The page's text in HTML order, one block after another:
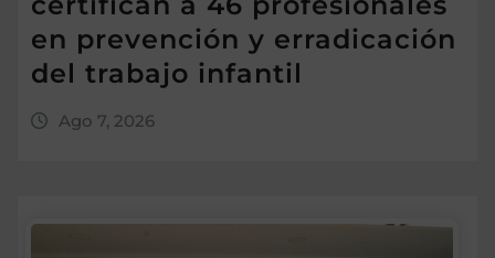
en prevención y erradicación
del trabajo infantil
Ago 7, 2026